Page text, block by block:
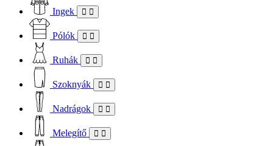
Ingek
Pólók
Ruhák
Szoknyák
Nadrágok
Melegítő